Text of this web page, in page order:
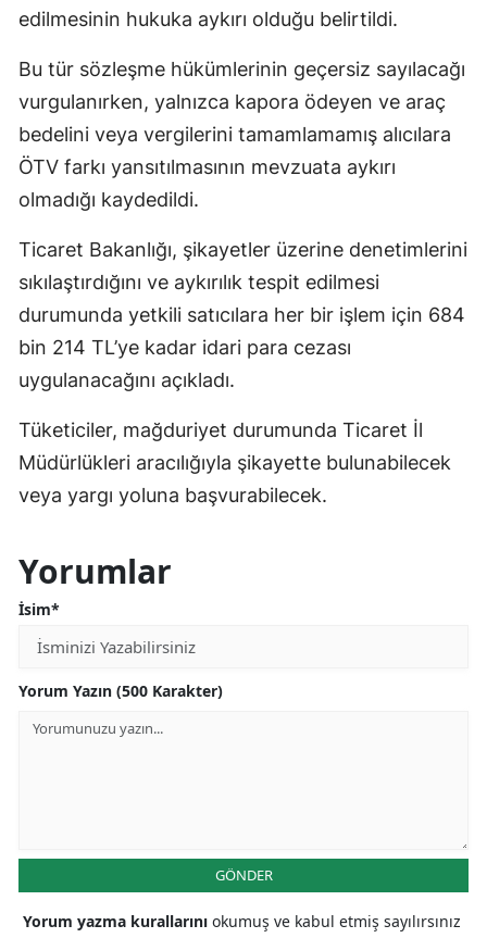
edilmesinin hukuka aykırı olduğu belirtildi.
Bu tür sözleşme hükümlerinin geçersiz sayılacağı
vurgulanırken, yalnızca kapora ödeyen ve araç
bedelini veya vergilerini tamamlamamış alıcılara
ÖTV farkı yansıtılmasının mevzuata aykırı
olmadığı kaydedildi.
Ticaret Bakanlığı, şikayetler üzerine denetimlerini
sıkılaştırdığını ve aykırılık tespit edilmesi
durumunda yetkili satıcılara her bir işlem için 684
bin 214 TL’ye kadar idari para cezası
uygulanacağını açıkladı.
Tüketiciler, mağduriyet durumunda Ticaret İl
Müdürlükleri aracılığıyla şikayette bulunabilecek
veya yargı yoluna başvurabilecek.
Yorumlar
İsim*
Yorum Yazın (500 Karakter)
GÖNDER
Yorum yazma kurallarını okumuş ve kabul etmiş sayılırsınız